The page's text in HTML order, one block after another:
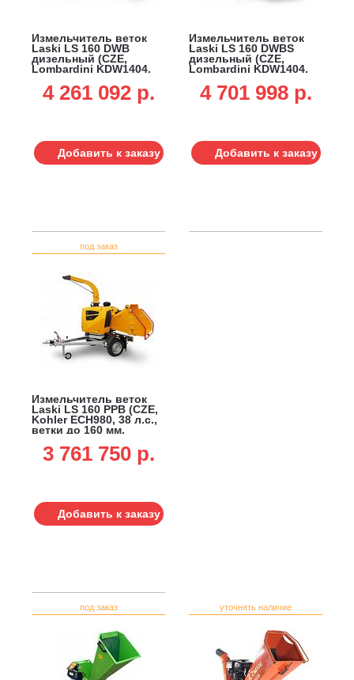
Измельчитель веток
Laski LS 160 DWB
дизельный (CZE,
Lombardini KDW1404,
мм, одноосный прицеп
с тормозной системой,
4 261 092 p.
Добавить к заказу
Измельчитель веток
Laski LS 160 DWBS
дизельный (CZE,
Lombardini KDW1404,
мм, одноосный прицеп
с торм. сист., рег.
4 701 998 p.
Добавить к заказу
под заказ
Измельчитель веток
Laski LS 160 PPB (CZE,
Kohler ECH980, 38 л.с.,
ветки до 160 мм,
тормозной системой,
750 кг)
3 761 750 p.
Добавить к заказу
под заказ уточнять наличие